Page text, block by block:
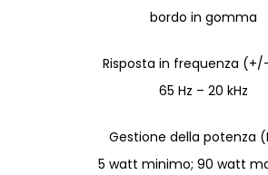
bordo in gomma
Risposta in frequenza
65 Hz – 20 kHz
Gestione della potenza
5 watt minimo; 90 watt